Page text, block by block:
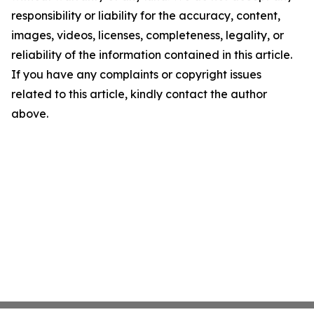
responsibility or liability for the accuracy, content,
images, videos, licenses, completeness, legality, or
reliability of the information contained in this article.
If you have any complaints or copyright issues
related to this article, kindly contact the author
above.